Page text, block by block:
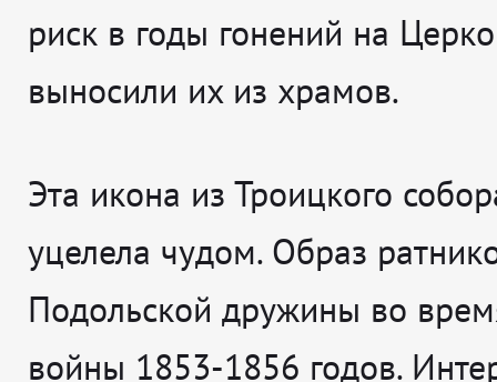
риск в годы гонений на
выносили их из храмов.
Эта икона из Троицкого
уцелела чудом. Образ
Подольской дружины во
войны 1853-1856 годов.